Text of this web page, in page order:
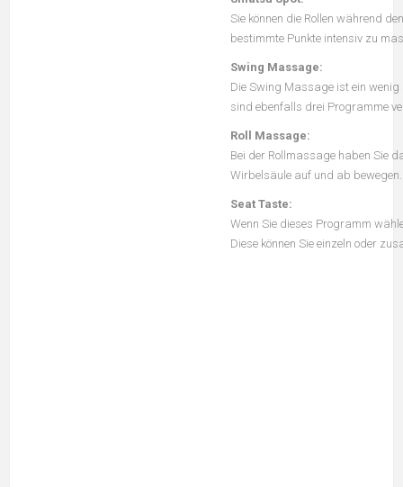
Sie können die Rollen während
bestimmte Punkte intensiv zu
Swing Massage:
Die Swing Massage ist ein
sind ebenfalls drei Programme
Roll Massage:
Bei der Rollmassage haben Sie
Wirbelsäule auf und ab bewegen.
Seat Taste:
Wenn Sie dieses Programm
Diese können Sie einzeln oder